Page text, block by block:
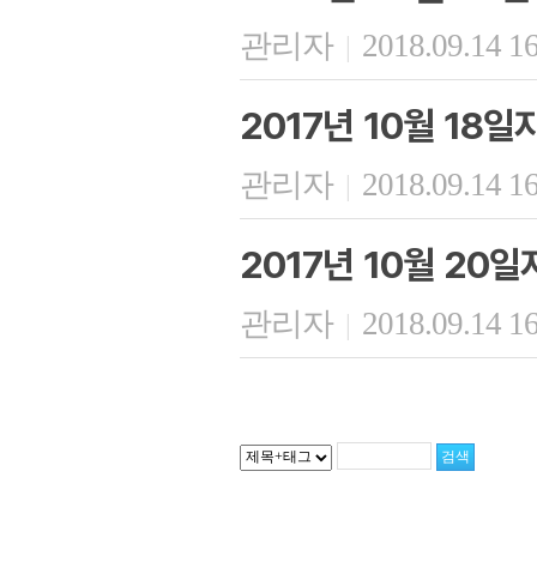
관리자 | 2018.09.14
2017년 10월 18일
관리자 | 2018.09.14
2017년 10월 20일
관리자 | 2018.09.14